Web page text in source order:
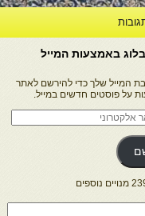
באמצעות המייל
המייל שלך כדי להירשם לאתר
על פוסטים חדשים במייל.